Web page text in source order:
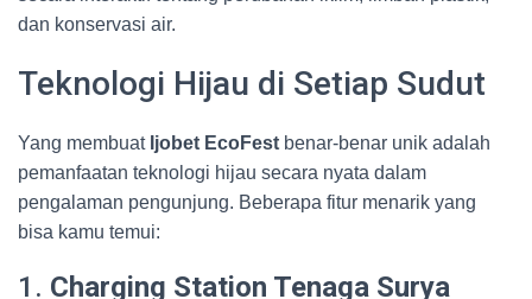
dan konservasi air.
Teknologi Hijau di Setiap Sudut
Yang membuat Ijobet EcoFest benar-benar unik adalah
pemanfaatan teknologi hijau secara nyata dalam
pengalaman pengunjung. Beberapa fitur menarik yang
bisa kamu temui:
1. Charging Station Tenaga Surya